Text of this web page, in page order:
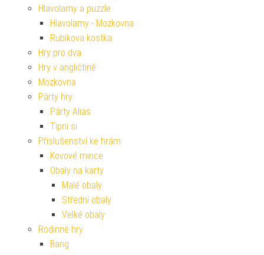
Hlavolamy a puzzle
Hlavolamy - Mozkovna
Rubikova kostka
Hry pro dva
Hry v angličtině
Mozkovna
Párty hry
Párty Alias
Tipni si
Příslušenství ke hrám
Kovové mince
Obaly na karty
Malé obaly
Střední obaly
Velké obaly
Rodinné hry
Bang